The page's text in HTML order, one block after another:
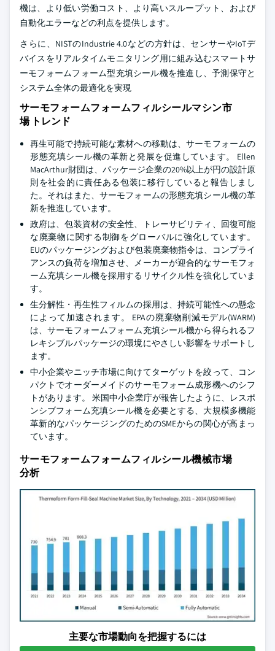
機は、より低い労働コスト、より高いスループット、および
自動化エラーなどの利点を提供します。
さらに、NISTのIndustrie 4.0などの方針は、センサーやIoTデ
バイスをリアルタイムモニタリング用に組み込むスマートサ
ーモフォームフォーム型充填シール機を推進し、予測保守と
システム全体の最適化を実現
サーモフォームフォームフィルシールマシン市
場 トレンド
再生可能で持続可能な素材への移動は、サーモフォームの
形態充填シール機の革新と発展を促進しています。 Ellen
MacArthur財団は、パッケージ企業の20%以上が円の設計原
則を社会的に責任ある包装に移行していると報告しまし
た。それはまた、サーモフォームの形態充填シール機の革
新を推進しています。
政府は、包装資材の安全性、トレーサビリティ、回復可能
な廃棄物に関する制御をグローバルに強化しています。
EUのパッケージングおよび包装廃棄物指令は、コンプライ
アンスの負荷を増加させ、メーカーが迎合的なサーモフォ
ーム充填シール機を採用するリサイクル性を強化していま
す。
生分解性・再生性フィルムの採用は、持続可能性への懸念
によって加速されます。 EPAの廃棄物削減モデル(WARM)
は、サーモフォームフォーム充填シール機から得られるフ
レキシブルパッケージの環境にやさしい影響をサポートし
ます。
中小企業やニッチ市場に向けてターゲットを絞って、コン
パクトでオーダーメイドのサーモフォーム成形機へのシフ
トがあります。 米国中小企業庁が報告したように、レスポ
ンシブフォーム充填シール機を必要とする、大規模多機能
革新的なパッケージングのためのSMEからの関心が高まっ
ています。
サーモフォームフォームフィルシール機械市場
分析
主要な市場動向を把握するには